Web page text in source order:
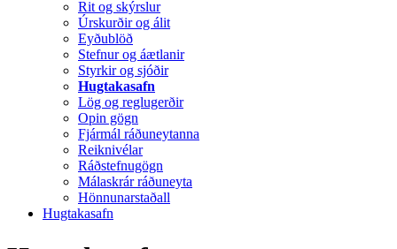
Rit og skýrslur
Úrskurðir og álit
Eyðublöð
Stefnur og áætlanir
Styrkir og sjóðir
Hugtakasafn
Lög og reglugerðir
Opin gögn
Fjármál ráðuneytanna
Reiknivélar
Ráðstefnugögn
Málaskrár ráðuneyta
Hönnunarstaðall
Hugtakasafn